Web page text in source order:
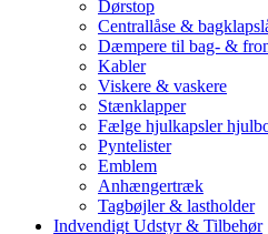
Dørstop
Centrallåse &
Dæmpere til bag- &
Kabler
Viskere & vaskere
Stænklapper
Fælge hjulkapsler
Pyntelister
Emblem
Anhængertræk
Tagbøjler & lastholder
Indvendigt Udstyr & Tilbehør